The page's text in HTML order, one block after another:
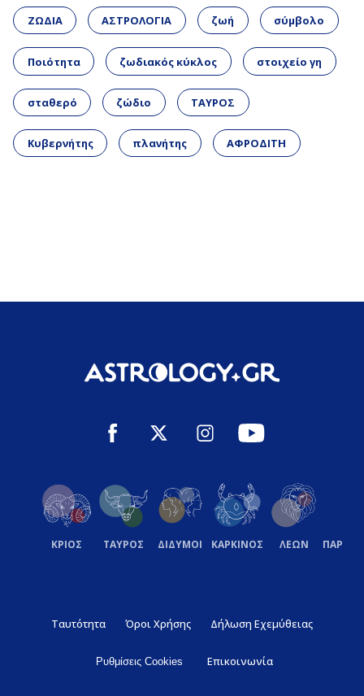
ΖΩΔΙΑ ΑΣΤΡΟΛΟΓΙΑ ζωή σύμβολο
Ποιότητα ζωδιακός κύκλος στοιχείο γη
σταθερό ζώδιο ΤΑΥΡΟΣ
Κυβερνήτης πλανήτης ΑΦΡΟΔΙΤΗ
ΚΡΙΟΣ ΤΑΥΡΟΣ ΔΙΔΥΜΟΙ ΚΑΡΚΙΝΟΣ ΛΕΩΝ
Ταυτότητα Όροι Χρήσης Δήλωση Εχεμύθειας
Ρυθμίσεις Cookies Επικοινωνία